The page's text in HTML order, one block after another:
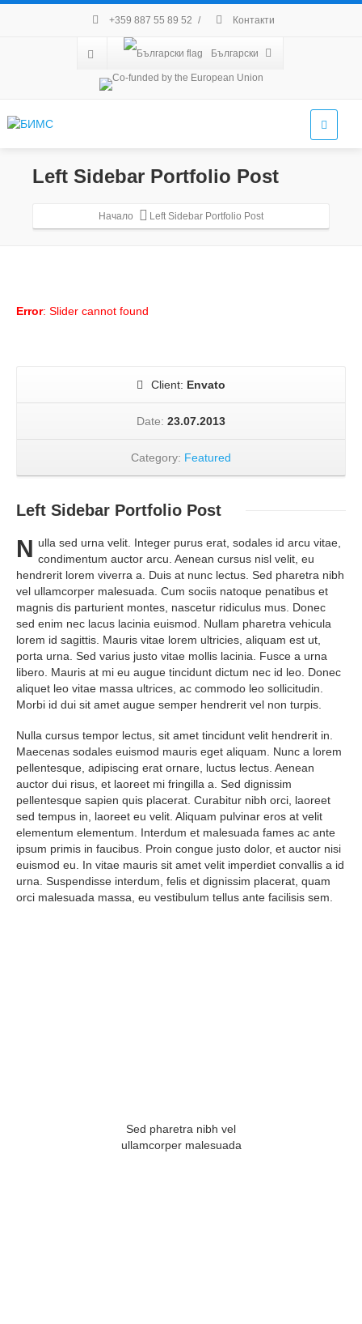
+359 887 55 89 52 / Контакти
Български
Left Sidebar Portfolio Post
Начало Left Sidebar Portfolio Post
Error: Slider cannot found
Client: Envato
Date: 23.07.2013
Category: Featured
Left Sidebar Portfolio Post
N ulla sed urna velit. Integer purus erat, sodales id arcu vitae,
condimentum auctor arcu. Aenean cursus nisl velit, eu
hendrerit lorem viverra a. Duis at nunc lectus. Sed pharetra nibh
vel ullamcorper malesuada. Cum sociis natoque penatibus et
magnis dis parturient montes, nascetur ridiculus mus. Donec
sed enim nec lacus lacinia euismod. Nullam pharetra vehicula
lorem id sagittis. Mauris vitae lorem ultricies, aliquam est ut,
porta urna. Sed varius justo vitae mollis lacinia. Fusce a urna
libero. Mauris at mi eu augue tincidunt dictum nec id leo. Donec
aliquet leo vitae massa ultrices, ac commodo leo sollicitudin.
Morbi id dui sit amet augue semper hendrerit vel non turpis.
Nulla cursus tempor lectus, sit amet tincidunt velit hendrerit in.
Maecenas sodales euismod mauris eget aliquam. Nunc a lorem
pellentesque, adipiscing erat ornare, luctus lectus. Aenean
auctor dui risus, et laoreet mi fringilla a. Sed dignissim
pellentesque sapien quis placerat. Curabitur nibh orci, laoreet
sed tempus in, laoreet eu velit. Aliquam pulvinar eros at velit
elementum elementum. Interdum et malesuada fames ac ante
ipsum primis in faucibus. Proin congue justo dolor, et auctor nisi
euismod eu. In vitae mauris sit amet velit imperdiet convallis a id
urna. Suspendisse interdum, felis et dignissim placerat, quam
orci malesuada massa, eu vestibulum tellus ante facilisis sem.
Sed pharetra nibh vel
ullamcorper malesuada